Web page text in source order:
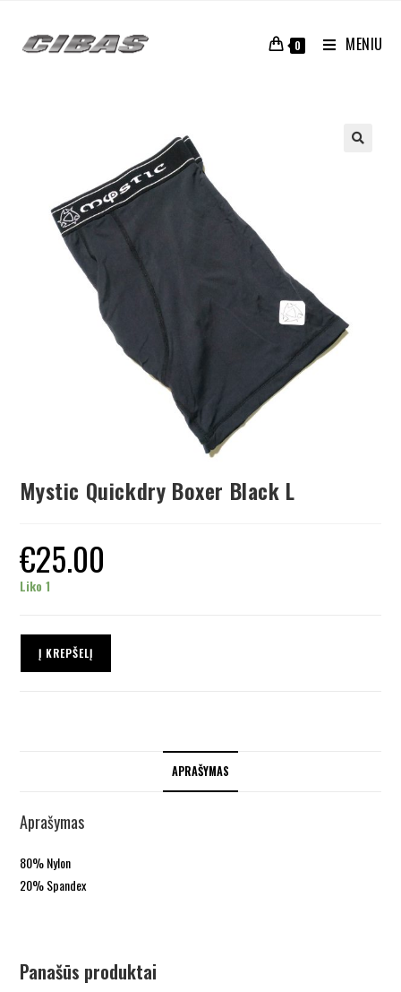
0 MENIU
Mystic Quickdry Boxer Black L
€25.00
Liko 1
Į KREPŠELĮ
APRAŠYMAS
Aprašymas
80% Nylon
20% Spandex
Panašūs produktai